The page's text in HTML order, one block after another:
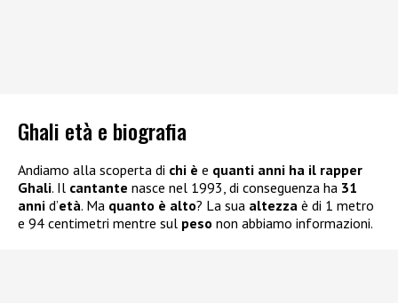
Ghali età e biografia
Andiamo alla scoperta di chi è e quanti anni ha il rapper
Ghali. Il cantante nasce nel 1993, di conseguenza ha 31
anni d’età. Ma quanto è alto? La sua altezza è di 1 metro
e 94 centimetri mentre sul peso non abbiamo informazioni.